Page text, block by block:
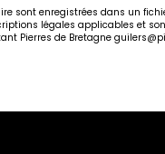
sont enregistrées dans un
légales applicables et
Pierres de Bretagne